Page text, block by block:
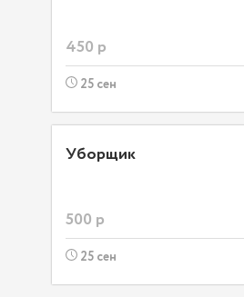
450 р
25 сен
Уборщик
500 р
25 сен